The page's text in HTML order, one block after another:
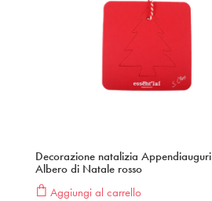
Decorazione natalizia Appendiauguri
Albero di Natale rosso
Aggiungi al carrello